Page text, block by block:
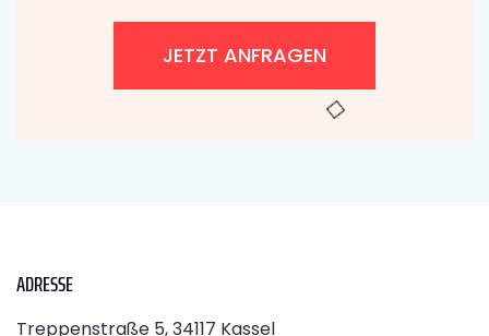
JETZT ANFRAGEN
ADRESSE
Treppenstraße 5, 34117 Kassel